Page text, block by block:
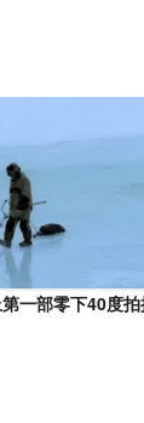
一部零下40度